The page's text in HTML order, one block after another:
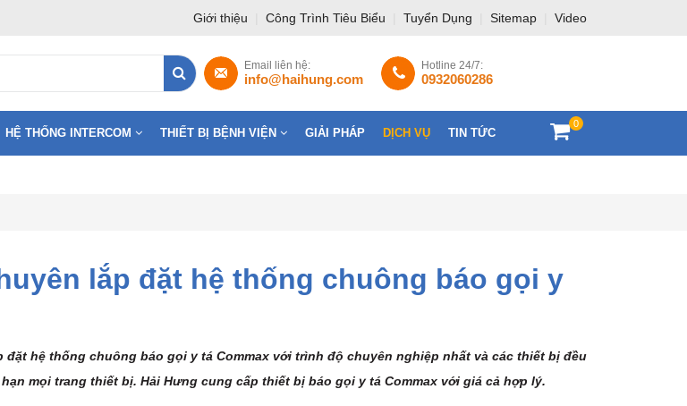
Giới thiệu Công Trình Tiêu Biểu Tuyển Dụng Sitemap Video
Hotline 24/7:
0932060286
Email liên hệ:
info@haihung.com
0
HỆ THỐNG INTERCOM THIẾT BỊ BỆNH VIỆN GIẢI PHÁP DỊCH VỤ TIN TỨC
lắp đặt hệ thống chuông báo gọi y
đặt hệ thống chuông báo gọi y tá Commax với trình độ chuyên nghiệp nhất và các thiết bị đều
mọi trang thiết bị. Hải Hưng cung cấp thiết bị báo gọi y tá Commax với giá cả hợp lý.